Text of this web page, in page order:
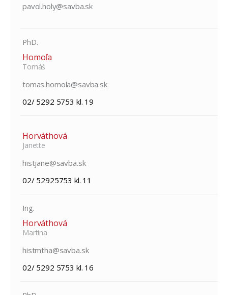
pavol.holy@savba.sk
PhD.
Homoľa
Tomáš
tomas.homola@savba.sk
02/ 5292 5753 kl. 19
Horváthová
Janette
histjane@savba.sk
02/ 52925753 kl. 11
Ing.
Horváthová
Martina
histmtha@savba.sk
02/ 5292 5753 kl. 16